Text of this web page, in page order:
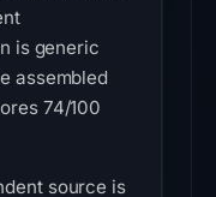
is generic
assembled
74/100
source is